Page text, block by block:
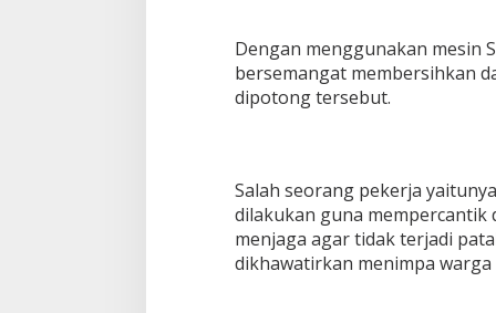
Dengan menggunakan mesin
bersemangat membersihkan
dipotong tersebut.
Salah seorang pekerja
dilakukan guna mempercantik
menjaga agar tidak terjadi
dikhawatirkan menimpa